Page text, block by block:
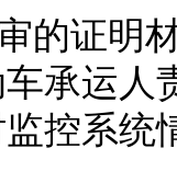
的证明
承运人
控系统